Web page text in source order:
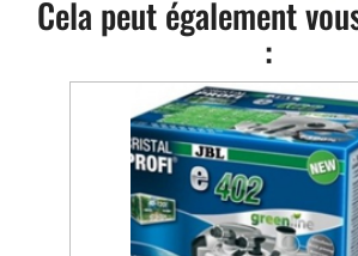
Cela peut également
: